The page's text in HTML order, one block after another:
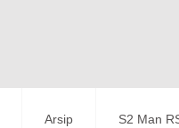
Arsip S2 Man